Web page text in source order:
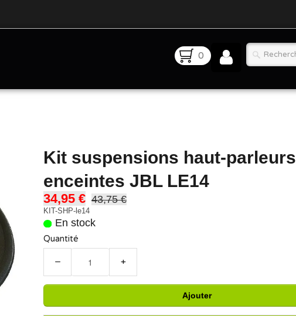
0
Kit suspensions haut-parleurs
enceintes JBL LE14
34,95 € 43,75 €
KIT-SHP-le14
En stock
Quantité
− +
Ajouter